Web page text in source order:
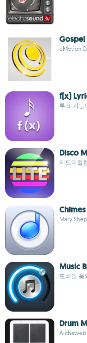
Gospel
eMotion
f(x)
투표 기능
Disco
리드미컬
Mary
Music
모바일 음
Drum
Aichaweb